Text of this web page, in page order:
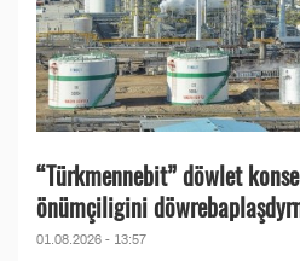
“Türkmennebit” döwlet
önümçiligini
01.08.2026 - 13:57